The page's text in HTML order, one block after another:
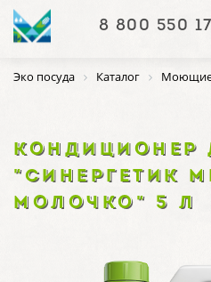
8 800 550
Эко посуда Каталог Моющие
КОНДИЦИОНЕР
"СИНЕРГЕТИК
МОЛОЧКО" 5 Л